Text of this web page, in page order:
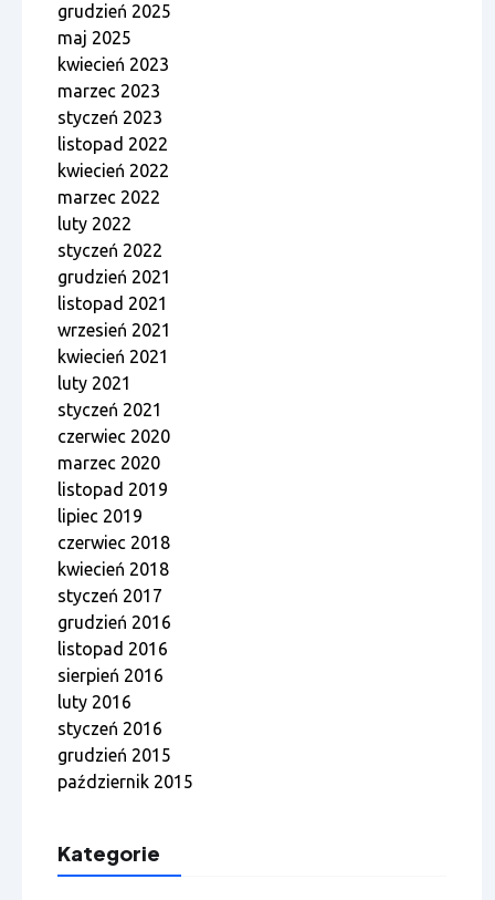
grudzień 2025
maj 2025
kwiecień 2023
marzec 2023
styczeń 2023
listopad 2022
kwiecień 2022
marzec 2022
luty 2022
styczeń 2022
grudzień 2021
listopad 2021
wrzesień 2021
kwiecień 2021
luty 2021
styczeń 2021
czerwiec 2020
marzec 2020
listopad 2019
lipiec 2019
czerwiec 2018
kwiecień 2018
styczeń 2017
grudzień 2016
listopad 2016
sierpień 2016
luty 2016
styczeń 2016
grudzień 2015
październik 2015
Kategorie